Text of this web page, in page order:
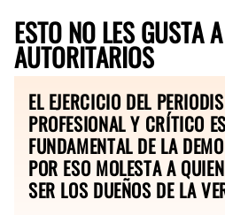
ESTO NO LES GUSTA
AUTORITARIOS
EL EJERCICIO DEL
PROFESIONAL Y CRÍTICO
FUNDAMENTAL DE LA
POR ESO MOLESTA A
SER LOS DUEÑOS DE LA